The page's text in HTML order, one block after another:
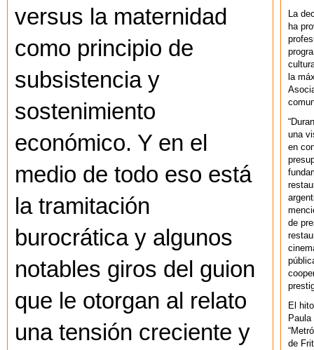
versus la maternidad
como principio de
subsistencia y
sostenimiento
económico. Y en el
medio de todo eso está
la tramitación
burocrática y algunos
notables giros del guion
que le otorgan al relato
una tensión creciente y
La
ha
la
una
en
de
El
de